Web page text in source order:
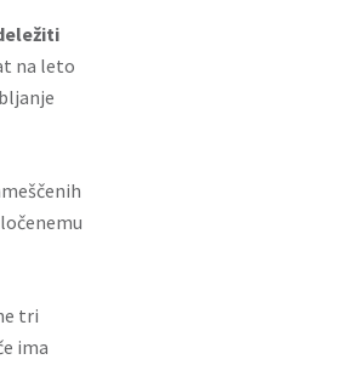
na leto
tri
ima